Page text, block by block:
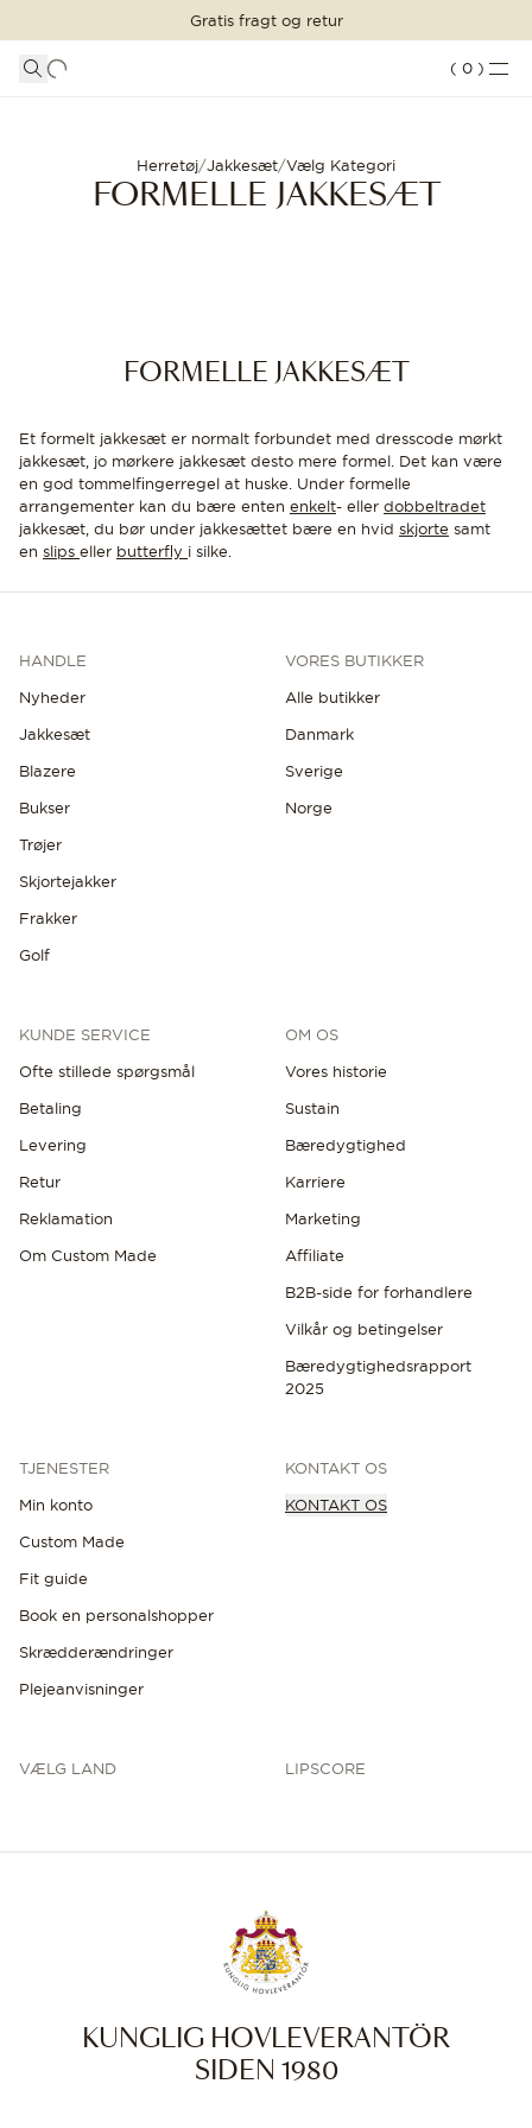
CUSTOM MADE
BUTIKKER
OPLEV DE SENESTE NYHEDER
FORTSÆT MED AT HANDLE
Indlæser...
Gratis fragt og retur
( 0 )
Herretøj/Jakkesæt/Vælg Kategori
FORMELLE JAKKESÆT
FORMELLE JAKKESÆT
Et formelt jakkesæt er normalt forbundet med dresscode mørkt
jakkesæt, jo mørkere jakkesæt desto mere formel. Det kan være
en god tommelfingerregel at huske. Under formelle
arrangementer kan du bære enten enkelt- eller dobbeltradet
jakkesæt, du bør under jakkesættet bære en hvid skjorte samt
en slips eller butterfly i silke.
HANDLE
Nyheder
Jakkesæt
Blazere
Bukser
Trøjer
Skjortejakker
Frakker
Golf
VORES BUTIKKER
Alle butikker
Danmark
Sverige
Norge
KUNDE SERVICE
Ofte stillede spørgsmål
Betaling
Levering
Retur
Reklamation
Om Custom Made
OM OS
Vores historie
Sustain
Bæredygtighed
Karriere
Marketing
Affiliate
B2B-side for forhandlere
Vilkår og betingelser
Bæredygtighedsrapport
2025
TJENESTER
Min konto
Custom Made
Fit guide
Book en personalshopper
Skrædderændringer
Plejeanvisninger
KONTAKT OS
KONTAKT OS
VÆLG LAND LIPSCORE
KUNGLIG HOVLEVERANTÖR
SIDEN 1980